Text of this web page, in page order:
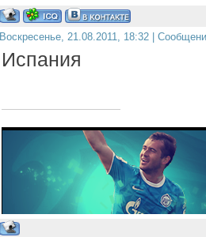
Воскресенье, 21.08.2011, 18:32 |
Испания